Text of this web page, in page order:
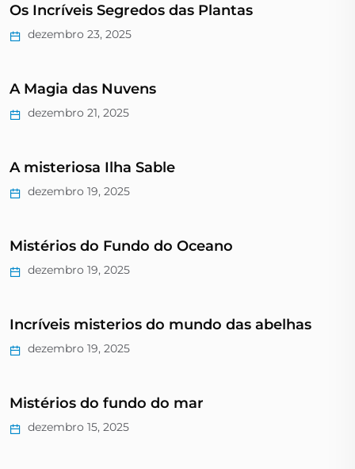
Os Incríveis Segredos das Plantas
dezembro 23, 2025
A Magia das Nuvens
dezembro 21, 2025
A misteriosa Ilha Sable
dezembro 19, 2025
Mistérios do Fundo do Oceano
dezembro 19, 2025
Incríveis misterios do mundo das abelhas
dezembro 19, 2025
Mistérios do fundo do mar
dezembro 15, 2025